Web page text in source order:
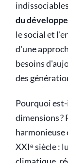
du
le social et
d'une
besoins
des
Pourquoi
dimensions ?
harmonieuse
XXIᵉ siècle :